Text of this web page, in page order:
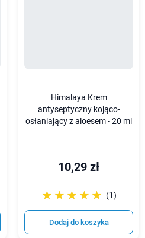
Himalaya Krem
antyseptyczny kojąco-
osłaniający z aloesem - 20 ml
10,29 zł
☆☆☆☆☆
★★★★★ (1)
Dodaj do koszyka